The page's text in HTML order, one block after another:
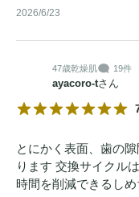
2026/6/23
47歳乾燥肌 19件
ayacoro-tさん
とにかく表面、歯の
ります 交換サイクル
時間を削減できるし